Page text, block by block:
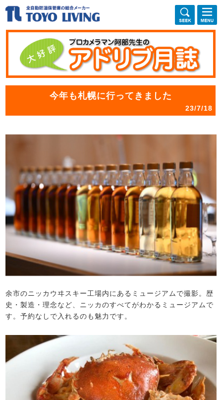
今年も札幌に行ってきました
23/7/18
余市のニッカウヰスキー工場内にあるミュージアムで撮影。歴
史・製造・理念など、ニッカのすべてがわかるミュージアムで
す。予約なしで入れるのも魅力です。